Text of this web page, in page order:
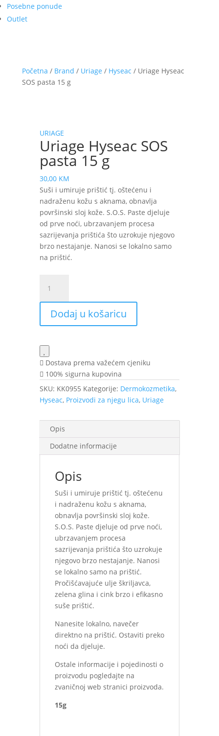
Posebne ponude
Outlet
Početna / Brand / Uriage / Hyseac / Uriage Hyseac
SOS pasta 15 g
URIAGE
Uriage Hyseac SOS
pasta 15 g
30,00 KM
Suši i umiruje prištić tj. oštećenu i
nadraženu kožu s aknama, obnavlja
površinski sloj kože. S.O.S. Paste djeluje
od prve noći, ubrzavanjem procesa
sazrijevanja prištića što uzrokuje njegovo
brzo nestajanje. Nanosi se lokalno samo
na prištić.
Hyseac
SOS
pasta
15
količina
Dodaj u košaricu
Dostava prema važećem cjeniku
100% sigurna kupovina
SKU: KK0955 Kategorije: Dermokozmetika,
Hyseac, Proizvodi za njegu lica, Uriage
Opis
Dodatne informacije
Opis
Suši i umiruje prištić tj. oštećenu
i nadraženu kožu s aknama,
obnavlja površinski sloj kože.
S.O.S. Paste djeluje od prve noći,
ubrzavanjem procesa
sazrijevanja prištića što uzrokuje
njegovo brzo nestajanje. Nanosi
se lokalno samo na prištić.
Pročišćavajuće ulje škriljavca,
zelena glina i cink brzo i efikasno
suše prištić.
Nanesite lokalno, navečer
direktno na prištić. Ostaviti preko
noći da djeluje.
Ostale informacije i pojedinosti o
proizvodu pogledajte na
zvaničnoj web stranici proizvoda.
15g